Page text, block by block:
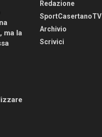
ma la
Redazione
SportCasertanoTV
Archivio
Scrivici